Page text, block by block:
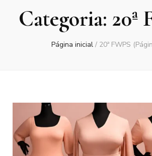
Categoria: 20ª
Página inicial / 20ª FWPS